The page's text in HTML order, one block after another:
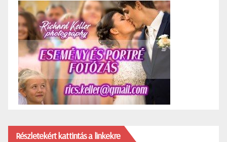
Részletekért kattintás a linkekre